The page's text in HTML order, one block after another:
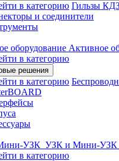
в категорию Гильзы
и соединители
Активное
в категорию
решения
в категорию
УЗК и Мини-УЗК
в категорию